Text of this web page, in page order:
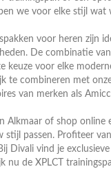
we voor elke stijl wat
voor heren zijn
De combinatie
keuze voor elke
te combineren met
van merken als
Alkmaar of shop online
stijl passen. Profiteer
Divali vind je
nu de XPLCT